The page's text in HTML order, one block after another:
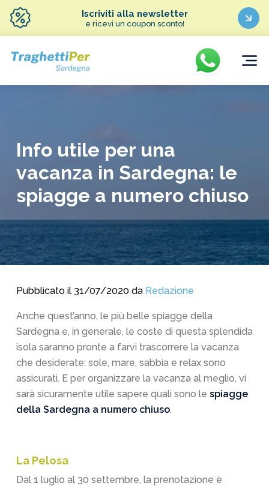
Iscriviti alla newsletter
e ricevi un coupon sconto!
Info utile per una
vacanza in Sardegna: le
spiagge a numero chiuso
Pubblicato il 31/07/2020 da Redazione
Anche quest’anno, le più belle spiagge della
Sardegna e, in generale, le coste di questa splendida
isola saranno pronte a farvi trascorrere la vacanza
che desiderate: sole, mare, sabbia e relax sono
assicurati. E per organizzare la vacanza al meglio, vi
sarà sicuramente utile sapere quali sono le spiagge
della Sardegna a numero chiuso.
La Pelosa
Dal 1 luglio al 30 settembre, la prenotazione è